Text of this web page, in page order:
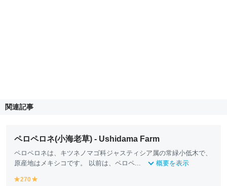
関連記事
ペロペロネ(小海老草) - Ushidama Farm
ペロペロネは、キツネノマゴ科ジャスティシア属の常緑小低木で、
原産地はメキシコです。 以前は、ペロペ...
概要を表示
y
270